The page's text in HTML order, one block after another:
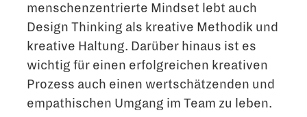
menschenzentrierte Mindset lebt auch
Design Thinking als kreative Methodik und
kreative Haltung. Darüber hinaus ist es
wichtig für einen erfolgreichen kreativen
Prozess auch einen wertschätzenden und
empathischen Umgang im Team zu leben.